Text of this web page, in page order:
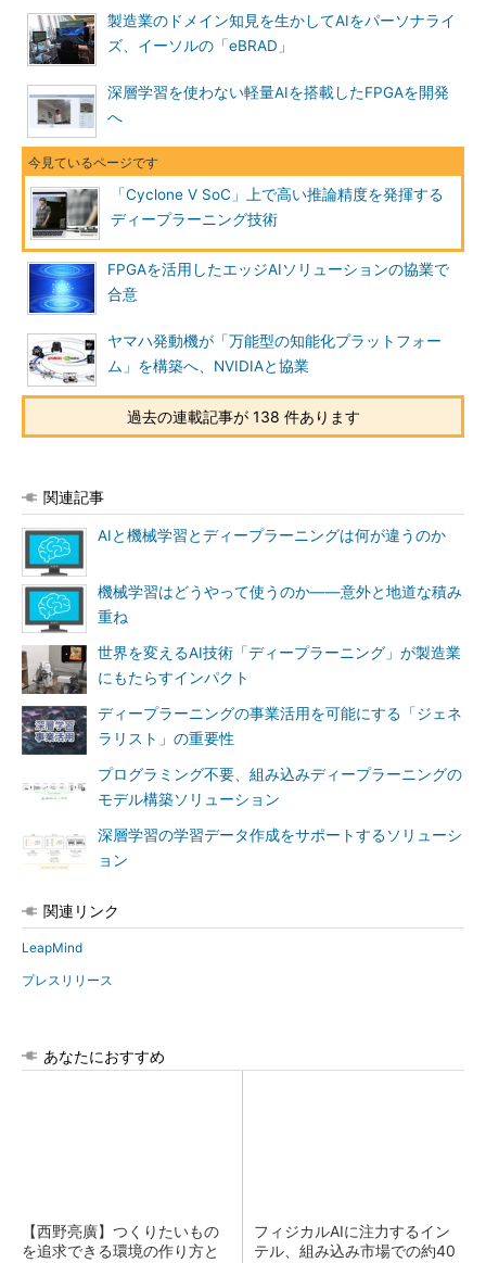
製造業のドメイン知見を生かしてAIをパーソナライ
ズ、イーソルの「eBRAD」
深層学習を使わない軽量AIを搭載したFPGAを開発
へ
「Cyclone V SoC」上で高い推論精度を発揮する
ディープラーニング技術
FPGAを活用したエッジAIソリューションの協業で
合意
ヤマハ発動機が「万能型の知能化プラットフォー
ム」を構築へ、NVIDIAと協業
過去の連載記事が 138 件あります
関連記事
AIと機械学習とディープラーニングは何が違うのか
機械学習はどうやって使うのか――意外と地道な積み
重ね
世界を変えるAI技術「ディープラーニング」が製造業
にもたらすインパクト
ディープラーニングの事業活用を可能にする「ジェネ
ラリスト」の重要性
プログラミング不要、組み込みディープラーニングの
モデル構築ソリューション
深層学習の学習データ作成をサポートするソリューシ
ョン
関連リンク
LeapMind
プレスリリース
あなたにおすすめ
【西野亮廣】つくりたいもの
を追求できる環境の作り方と
フィジカルAIに注力するイン
テル、組み込み市場での約40